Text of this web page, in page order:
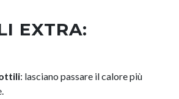
EXTRA:
: lasciano passare il calore più